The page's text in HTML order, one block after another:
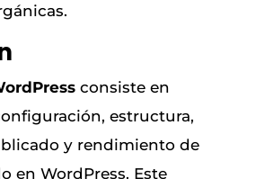
consiste en
estructura,
y rendimiento de
en WordPress. Este